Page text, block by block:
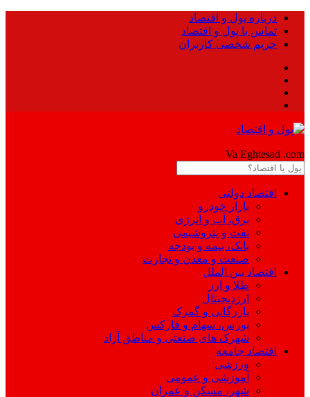
درباره پول و اقتصاد
تماس با پول و اقتصاد
حریم شخصی کاربران
Va Eghtesad .com
اقتصاد دولتی
بازار خودرو
برق، آب و انرژی
نفت و پتروشیمی
بانک، بیمه و بودجه
صنعت و معدن و تجارت
اقتصاد بین الملل
طلا و ارز
ارزدیجیتال
بازرگانی و گمرک
بورس، سهام و فارکس
شهرک های صنعتی و مناطق آزاد
اقتصاد جامعه
ورزشی
آموزشی و عمومی
شهر، مسکن و عمران